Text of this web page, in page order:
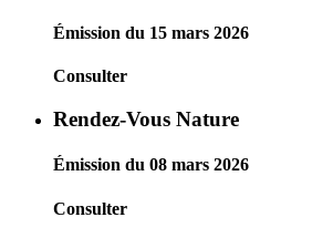
Émission du 15 mars 2026
Consulter
Rendez-Vous Nature
Émission du 08 mars 2026
Consulter